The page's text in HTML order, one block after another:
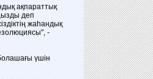
ақпараттық
деп
жаһандық
-
үшін